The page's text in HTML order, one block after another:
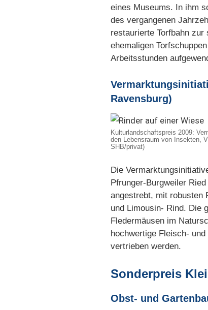
eines Museums. In ihm
des vergangenen
restaurierte Torfbahn
ehemaligen
Arbeitsstunden
Ravensburg)
Kulturlandschaftspreis 2009:
den Lebensraum von Insekten,
SHB/privat)
Die
Pfrunger-Burgweiler
angestrebt, mit robusten
und Limousin- Rind. Die
Fledermäusen im
hochwertige Fleisch-
vertrieben werden.
Sonderpreis
Obst- und